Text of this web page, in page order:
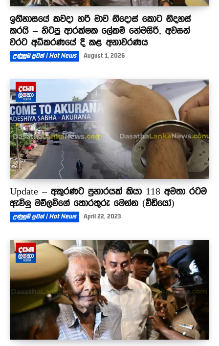
ඉතිහාසයේ කවදා හරි මාව නිදොස් කොට නිදහස්
කරයි – හිටපු ආරක්ෂක ලේකම් හේමසිරි, අවසන්
වරට අධිකරණයේ දී කළ අනාවරණය
උණුසුම් පුවත් | Hot News August 1, 2026
Update – අකුරණට ප්‍රහාරයක් කියා 118 අමතා රටම
ඇවිලූ මව්ලවිගේ තොරතුරු මෙන්න (වීඩියෝ)
උණුසුම් පුවත් | Hot News April 22, 2023